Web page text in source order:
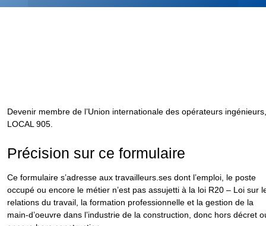
Devenir membre de l’Union internationale des opérateurs ingénieurs,
LOCAL 905.
Précision sur ce formulaire
Ce formulaire s’adresse aux travailleurs.ses dont l’emploi, le poste
occupé ou encore le métier n’est pas assujetti à la loi R20 – Loi sur
relations du travail, la formation professionnelle et la gestion de la
main-d’oeuvre dans l’industrie de la construction, donc hors décret